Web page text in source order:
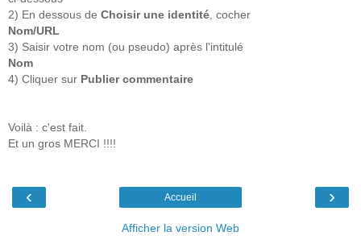
2) En dessous de Choisir une identité , cocher
Nom/URL
3) Saisir votre nom (ou pseudo) après l'intitulé
Nom
4) Cliquer sur Publier commentaire
Voilà : c'est fait.
Et un gros MERCI !!!!
‹ ›
Accueil
Afficher la version Web